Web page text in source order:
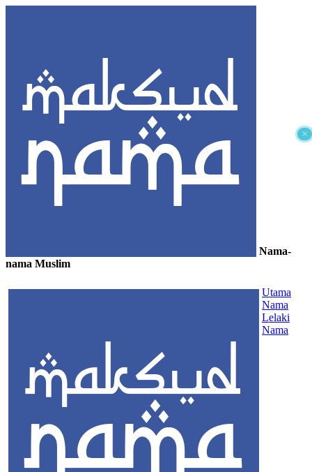
×
Nama-
nama Muslim
Utama
Nama
Lelaki
Nama